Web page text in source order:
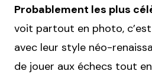
Probablement les plus
voit partout en photo,
avec leur style néo-
de jouer aux échecs tout